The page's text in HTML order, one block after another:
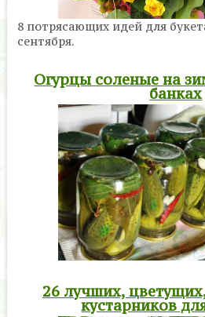
8 потрясающих идей для
сентября.
Огурцы соленые на
банках
26 лучших,
кустарников